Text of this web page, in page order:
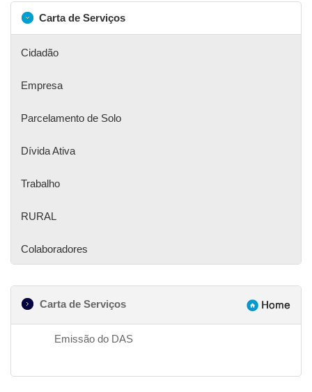
Carta de Serviços
Cidadão
Empresa
Parcelamento de Solo
Dívida Ativa
Trabalho
RURAL
Colaboradores
Carta de Serviços
Emissão do DAS